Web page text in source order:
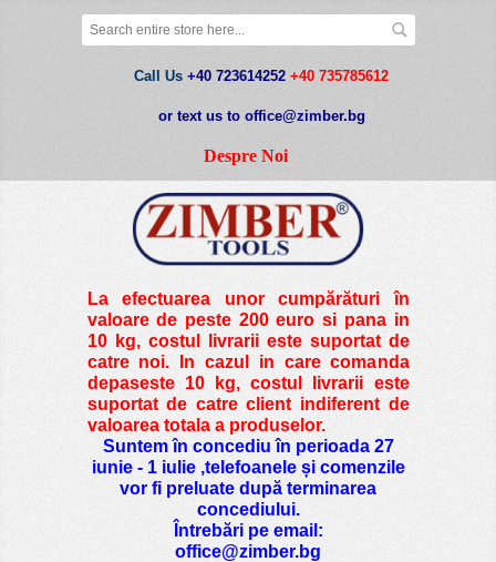
Call Us +40 723614252 +40 735785612
or text us to office@zimber.bg
Despre Noi
La efectuarea unor cumpărături în
valoare de peste200 euro si pana in
10 kg, costul livrarii este suportat de
catre noi. In cazul in care comanda
depaseste 10 kg, costul livrarii este
suportat de catre client indiferent de
valoarea totala a produselor.
Suntem în concediu în perioada 27
iunie - 1 iulie ,telefoanele și comenzile
vor fi preluate după terminarea
concediului.
Întrebări pe email:
office@zimber.bg